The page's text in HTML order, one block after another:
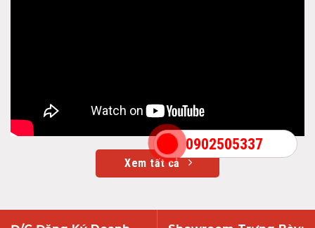
0902505337
Xem tất cả